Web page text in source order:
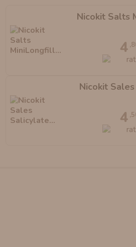
Nicokit Salts
4
Nicokit
4